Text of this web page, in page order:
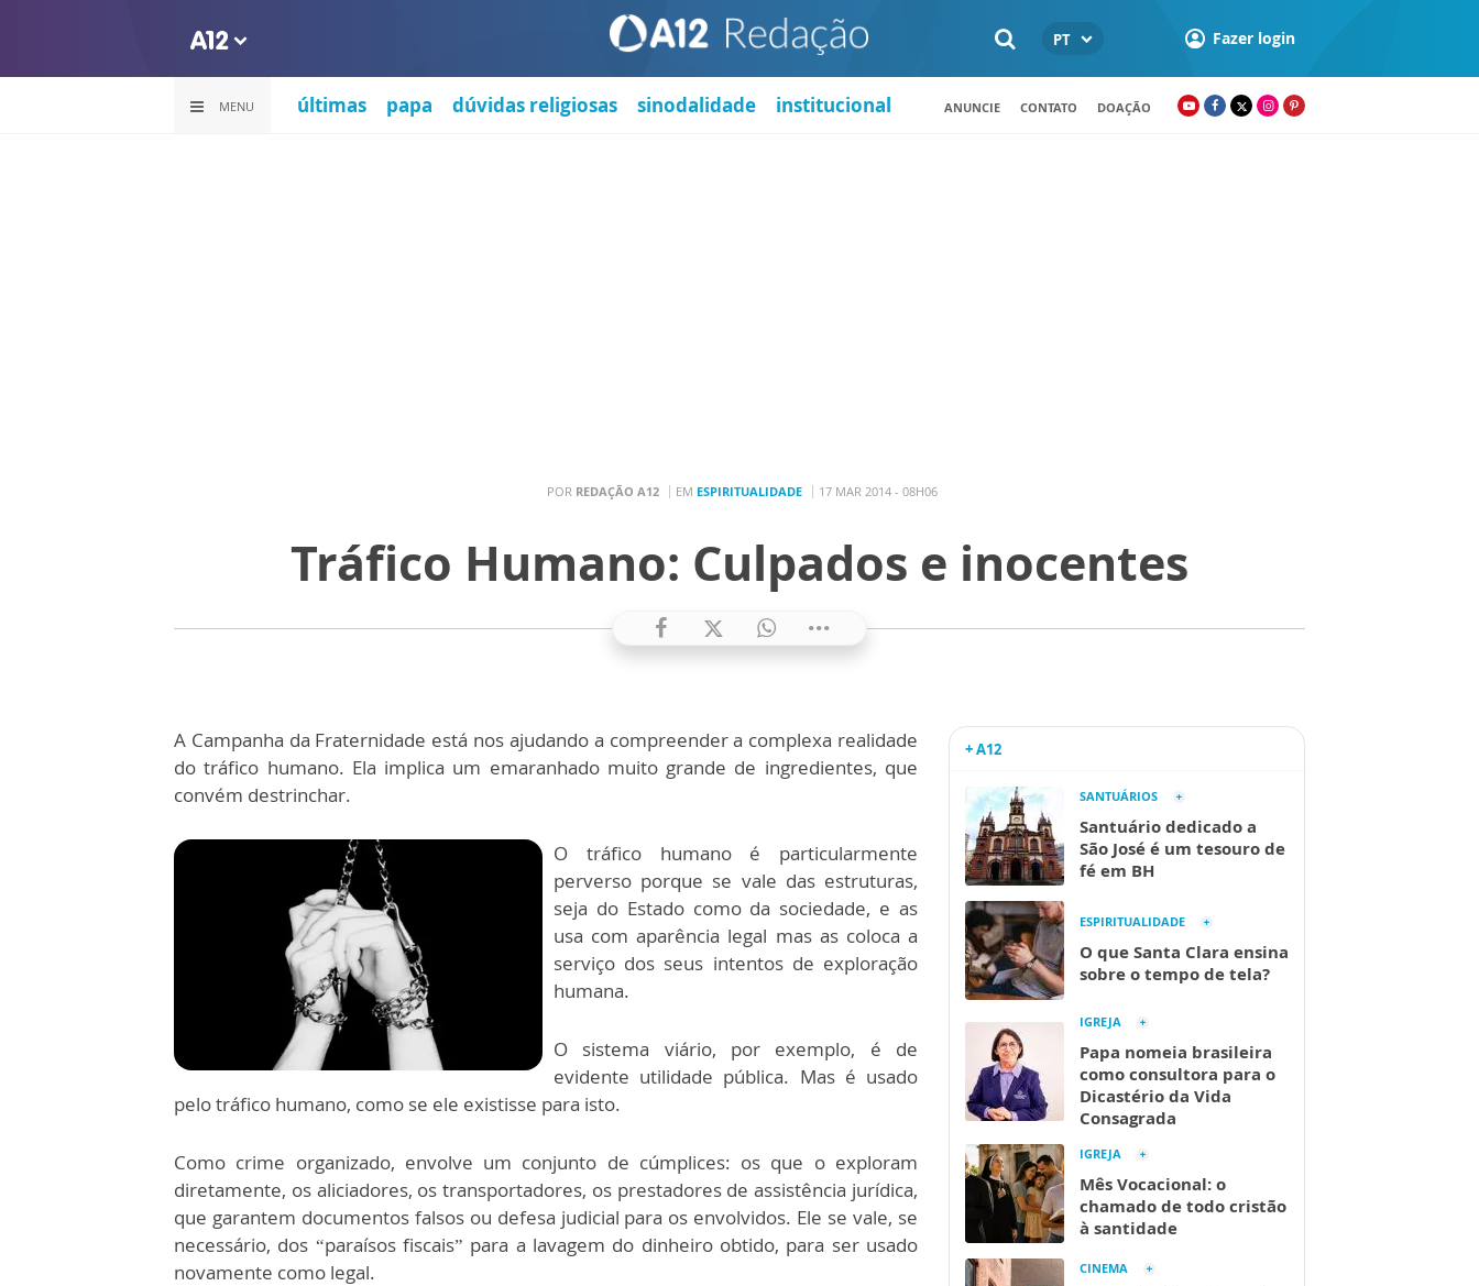
PT Fazer login
MENU últimas papa dúvidas religiosas sinodalidade institucional ANUNCIE CONTATO DOAÇÃO
POR REDAÇÃO A12 EM ESPIRITUALIDADE 17 MAR 2014 - 08H06
Tráfico Humano: Culpados e inocentes
A Campanha da Fraternidade está nos ajudando a compreender a complexa realidade
do tráfico humano. Ela implica um emaranhado muito grande de ingredientes, que
convém destrinchar.
O tráfico humano é particularmente
perverso porque se vale das estruturas,
seja do Estado como da sociedade, e as
usa com aparência legal mas as coloca a
serviço dos seus intentos de exploração
humana.
O sistema viário, por exemplo, é de
evidente utilidade pública. Mas é usado
pelo tráfico humano, como se ele existisse para isto.
Como crime organizado, envolve um conjunto de cúmplices: os que o exploram
diretamente, os aliciadores, os transportadores, os prestadores de assistência jurídica,
que garantem documentos falsos ou defesa judicial para os envolvidos. Ele se vale, se
necessário, dos “paraísos fiscais” para a lavagem do dinheiro obtido, para ser usado
novamente como legal.
+ A12
SANTUÁRIOS
Santuário dedicado a
São José é um tesouro de
fé em BH
ESPIRITUALIDADE
O que Santa Clara ensina
sobre o tempo de tela?
IGREJA
Papa nomeia brasileira
como consultora para o
Dicastério da Vida
Consagrada
IGREJA
Mês Vocacional: o
chamado de todo cristão
à santidade
CINEMA